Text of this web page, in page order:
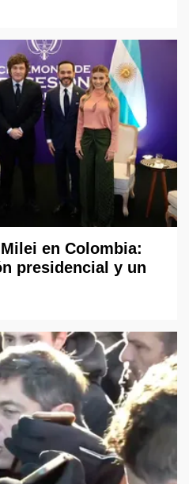
en Colombia:
presidencial y un